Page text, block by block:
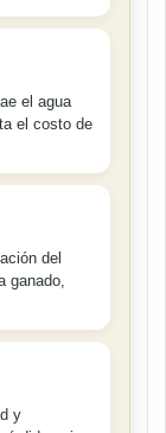
el agua
el costo de
del
ganado,
y